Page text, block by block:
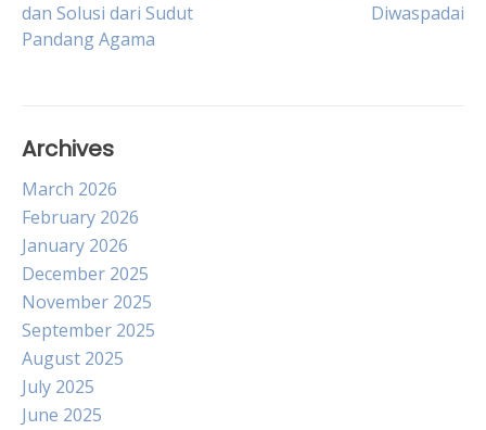
navigation
dan Solusi dari Sudut
Pandang Agama
Diwaspadai
Archives
March 2026
February 2026
January 2026
December 2025
November 2025
September 2025
August 2025
July 2025
June 2025